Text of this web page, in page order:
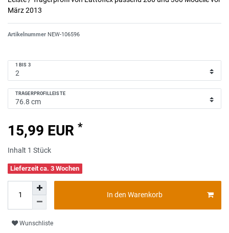
März 2013
Artikelnummer NEW-106596
1 BIS 3
TRÄGERPROFILLEISTE
15,99 EUR *
Inhalt 1 Stück
Lieferzeit ca. 3 Wochen
In den Warenkorb
Wunschliste